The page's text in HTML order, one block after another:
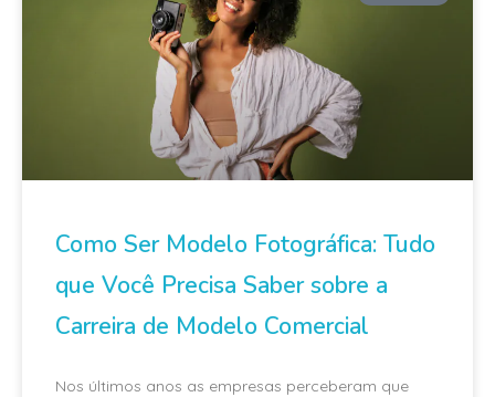
Como Ser Modelo Fotográfica: Tudo
que Você Precisa Saber sobre a
Carreira de Modelo Comercial
Nos últimos anos as empresas perceberam que